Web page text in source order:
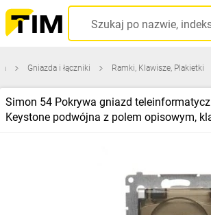
Gniazda i łączniki Ramki, Klawisze, Plakietki
Simon 54 Pokrywa gniazd
Keystone podwójna z polem opisowym,